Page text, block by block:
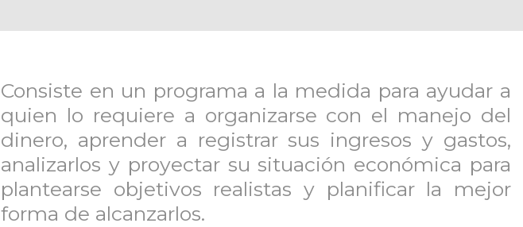
Consiste en un programa a la medida para ayudar a
quien lo requiere a organizarse con el manejo del
dinero, aprender a registrar sus ingresos y gastos,
analizarlos y proyectar su situación económica para
plantearse objetivos realistas y planificar la mejor
forma de alcanzarlos.